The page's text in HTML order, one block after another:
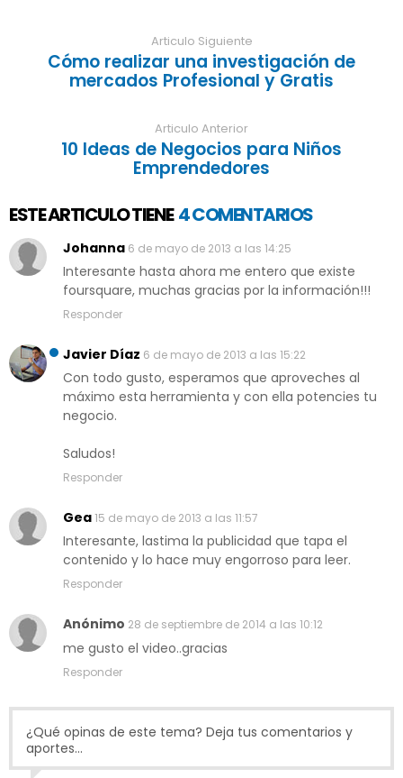
Articulo Siguiente
Cómo realizar una investigación de
mercados Profesional y Gratis
Articulo Anterior
10 Ideas de Negocios para Niños
Emprendedores
ESTE ARTICULO TIENE 4 COMENTARIOS
Johanna 6 de mayo de 2013 a las 14:25
Interesante hasta ahora me entero que existe
foursquare, muchas gracias por la información!!!
Responder
Javier Díaz 6 de mayo de 2013 a las 15:22
Con todo gusto, esperamos que aproveches al
máximo esta herramienta y con ella potencies tu
negocio.
Saludos!
Responder
Gea15 de mayo de 2013 a las 11:57
Interesante, lastima la publicidad que tapa el
contenido y lo hace muy engorroso para leer.
Responder
Anónimo 28 de septiembre de 2014 a las 10:12
me gusto el video..gracias
Responder
¿Qué opinas de este tema? Deja tus comentarios y
aportes...